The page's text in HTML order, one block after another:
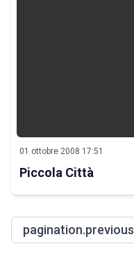
01 ottobre 2008 17:51
Piccola Città
pagination.previous